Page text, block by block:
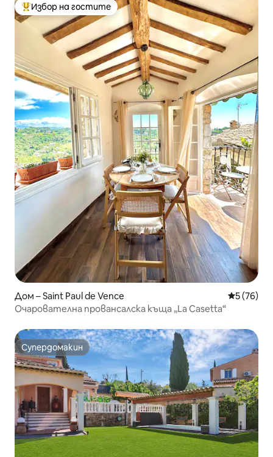
Най-популярен избор на гостите
Избор на гостите
Дом – Saint Paul de Vence Средна
5 (76)
Очарователна провансалска къща „La Casetta“
Супердомакин
Супердомакин